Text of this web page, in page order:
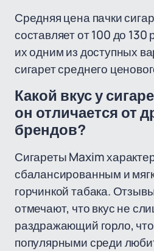
Средняя цена пачки
составляет от 100 до 130
их одним из доступных
сигарет среднего
Какой вкус у
он отличается от
брендов?
Сигареты Maxim
сбалансированным и
горчинкой табака.
отмечают, что вкус не
раздражающий горло,
популярными среди